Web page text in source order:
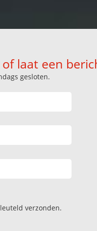
of laat een
gesloten.
verzonden.